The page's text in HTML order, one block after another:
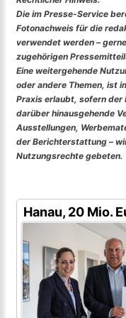
Die im Presse-Service
Fotonachweis für die
verwendet werden –
zugehörigen
Eine weitergehende
oder andere Themen, ist
Praxis erlaubt, sofern der
darüber hinausgehende
Ausstellungen,
der Berichterstattung –
Nutzungsrechte gebeten.
Hanau, 20 Mio.